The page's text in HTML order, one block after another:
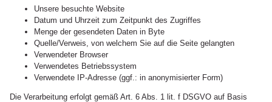
Unsere besuchte Website
Datum und Uhrzeit zum Zeitpunkt des Zugriffes
Menge der gesendeten Daten in Byte
Quelle/Verweis, von welchem Sie auf die Seite gelangten
Verwendeter Browser
Verwendetes Betriebssystem
Verwendete IP-Adresse (ggf.: in anonymisierter Form)
Die Verarbeitung erfolgt gemäß Art. 6 Abs. 1 lit. f DSGVO auf Basis